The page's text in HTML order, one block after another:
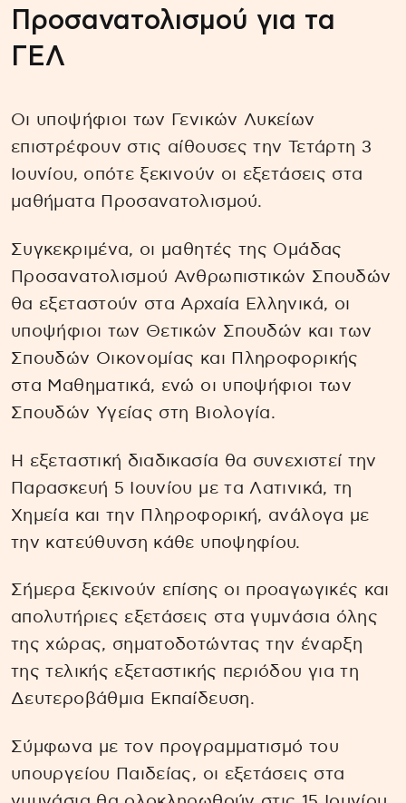
Προσανατολισμού για τα
ΓΕΛ
Οι υποψήφιοι των Γενικών Λυκείων
επιστρέφουν στις αίθουσες την Τετάρτη 3
Ιουνίου, οπότε ξεκινούν οι εξετάσεις στα
μαθήματα Προσανατολισμού.
Συγκεκριμένα, οι μαθητές της Ομάδας
Προσανατολισμού Ανθρωπιστικών Σπουδών
θα εξεταστούν στα Αρχαία Ελληνικά, οι
υποψήφιοι των Θετικών Σπουδών και των
Σπουδών Οικονομίας και Πληροφορικής
στα Μαθηματικά, ενώ οι υποψήφιοι των
Σπουδών Υγείας στη Βιολογία.
Η εξεταστική διαδικασία θα συνεχιστεί την
Παρασκευή 5 Ιουνίου με τα Λατινικά, τη
Χημεία και την Πληροφορική, ανάλογα με
την κατεύθυνση κάθε υποψηφίου.
Σήμερα ξεκινούν επίσης οι προαγωγικές και
απολυτήριες εξετάσεις στα γυμνάσια όλης
της χώρας, σηματοδοτώντας την έναρξη
της τελικής εξεταστικής περιόδου για τη
Δευτεροβάθμια Εκπαίδευση.
Σύμφωνα με τον προγραμματισμό του
υπουργείου Παιδείας, οι εξετάσεις στα